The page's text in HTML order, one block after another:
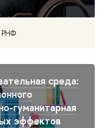
РНФ
среда:
гуманитарная
эффектов